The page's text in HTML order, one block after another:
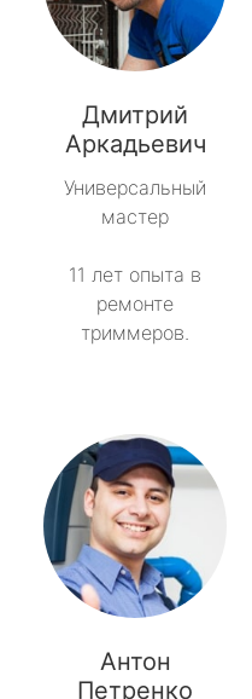
Дмитрий
Аркадьевич
Универсальный
мастер
11 лет опыта в
ремонте
триммеров.
Антон
Петренко